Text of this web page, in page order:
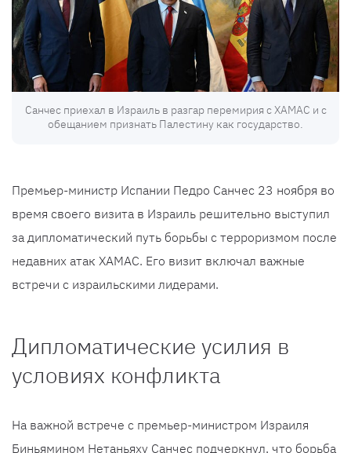
Санчес приехал в Израиль в разгар перемирия с ХАМАС и с
обещанием признать Палестину как государство.
Премьер-министр Испании Педро Санчес 23 ноября во
время своего визита в Израиль решительно выступил
за дипломатический путь борьбы с терроризмом после
недавних атак ХАМАС. Его визит включал важные
встречи с израильскими лидерами.
Дипломатические усилия в
условиях конфликта
На важной встрече с премьер-министром Израиля
Биньямином Нетаньяху Санчес подчеркнул, что борьба